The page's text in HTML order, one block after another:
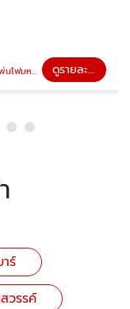
หลังคา ราคาถูก ดูรายละเอียด
ร์
วรรค์